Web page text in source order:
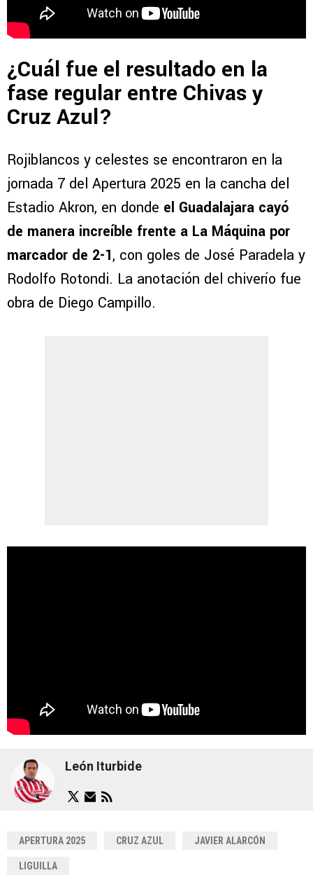
¿Cuál fue el resultado en la
fase regular entre Chivas y
Cruz Azul?
Rojiblancos y celestes se encontraron en la
jornada 7 del Apertura 2025 en la cancha del
Estadio Akron, en donde el Guadalajara cayó
de manera increíble frente a La Máquina por
marcador de 2-1, con goles de José Paradela y
Rodolfo Rotondi. La anotación del chiverío fue
obra de Diego Campillo.
León Iturbide
APERTURA 2025 CRUZ AZUL JAVIER ALARCÓN
LIGUILLA